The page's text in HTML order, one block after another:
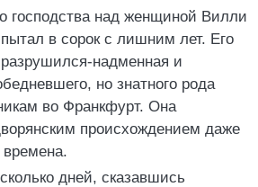
господства над женщиной Вилли
в сорок с лишним лет. Его
разрушился-надменная и
но знатного рода
во Франкфурт. Она
происхождением даже
времена.
дней, сказавшись